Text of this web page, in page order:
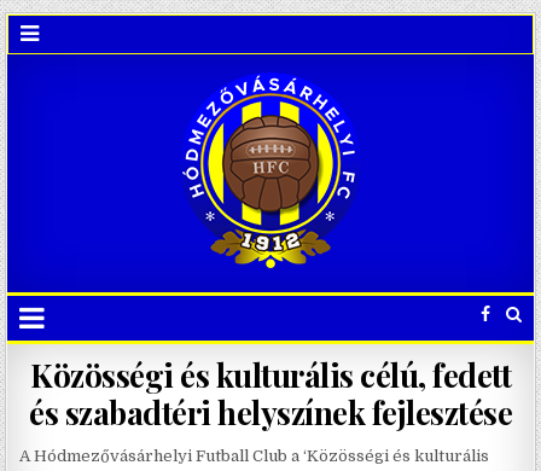
Közösségi és kulturális célú, fedett
és szabadtéri helyszínek fejlesztése
A Hódmezővásárhelyi Futball Club a ‘Közösségi és kulturális